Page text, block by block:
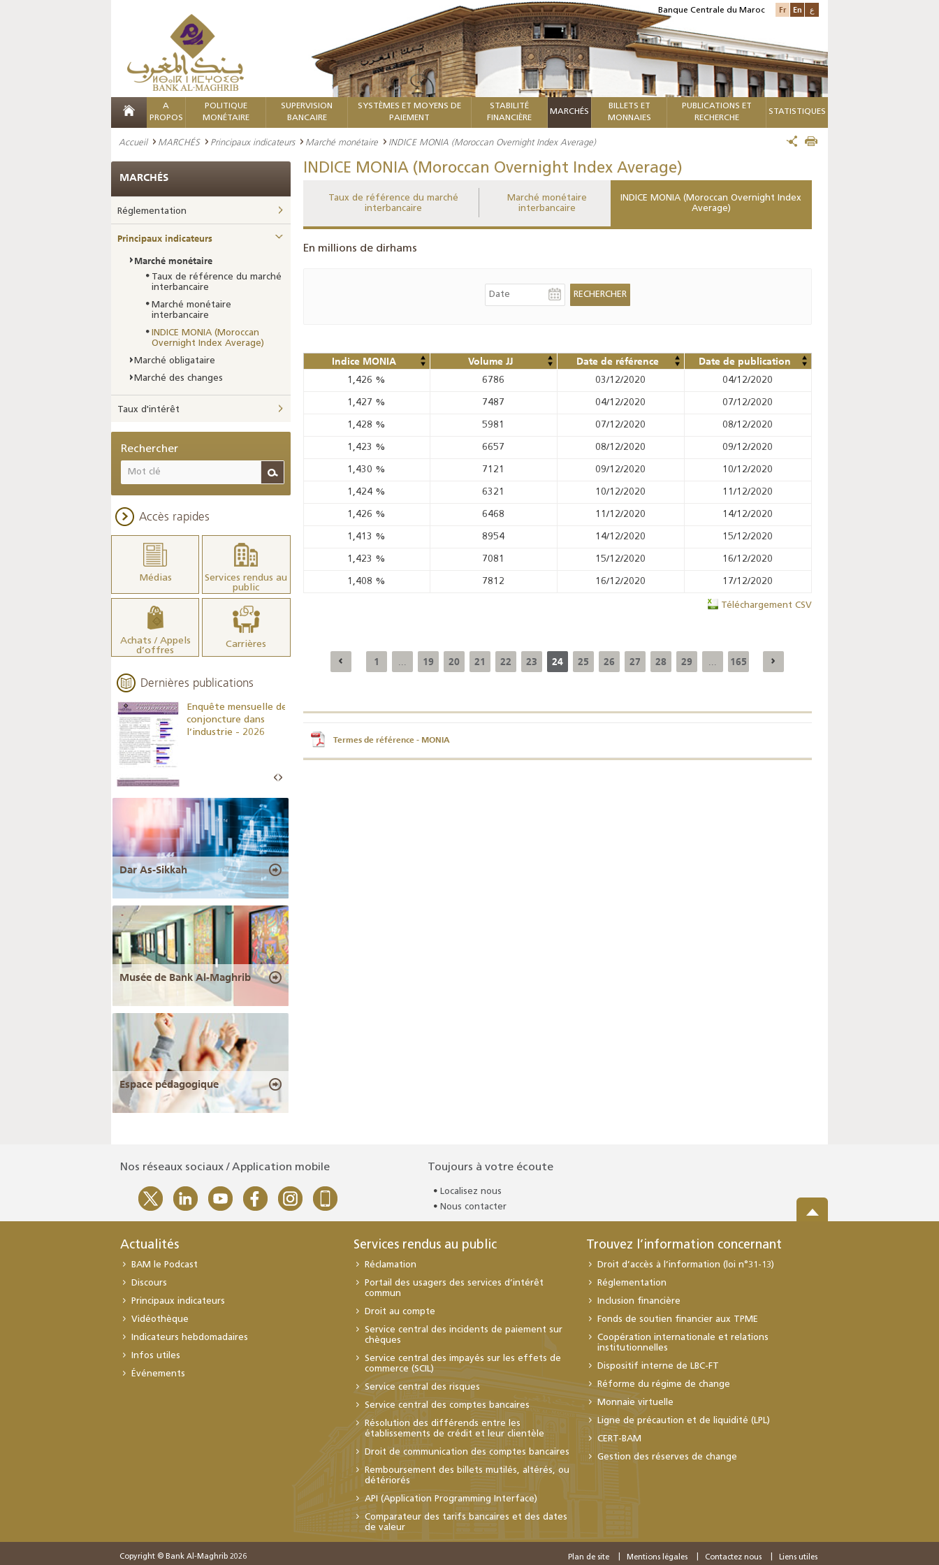
Banque Centrale du Maroc Fr En ع
A
PROPOS
POLITIQUE
MONÉTAIRE
SUPERVISION
BANCAIRE
SYSTÈMES ET MOYENS DE
PAIEMENT
STABILITÉ
FINANCIÈRE
MARCHÉS
BILLETS ET
MONNAIES
PUBLICATIONS ET
RECHERCHE
STATISTIQUES
Accueil MARCHÉS Principaux indicateurs Marché monétaire INDICE MONIA (Moroccan Overnight Index Average)
INDICE MONIA (Moroccan Overnight Index Average)
Taux de référence du marché
interbancaire
Marché monétaire
interbancaire
INDICE MONIA (Moroccan Overnight Index
Average)
En millions de dirhams
Indice MONIA Volume JJ Date de référence Date de publication
1,426 % 6786 03/12/2020 04/12/2020
1,427 % 7487 04/12/2020 07/12/2020
1,428 % 5981 07/12/2020 08/12/2020
1,423 % 6657 08/12/2020 09/12/2020
1,430 % 7121 09/12/2020 10/12/2020
1,424 % 6321 10/12/2020 11/12/2020
1,426 % 6468 11/12/2020 14/12/2020
1,413 % 8954 14/12/2020 15/12/2020
1,423 % 7081 15/12/2020 16/12/2020
1,408 % 7812 16/12/2020 17/12/2020
Téléchargement CSV
1 19 20 21 22 23 24 25 26 27 28 29 165
Termes de référence - MONIA
MARCHÉS
Réglementation
Principaux indicateurs
Marché monétaire
Taux de référence du marché
interbancaire
Marché monétaire
interbancaire
INDICE MONIA (Moroccan
Overnight Index Average)
Marché obligataire
Marché des changes
Taux d'intérêt
Rechercher
Accès rapides
Médias
Services rendus au
public
Achats / Appels
d’offres
Carrières
Dernières publications
Enquête mensuelle de
conjoncture dans
l’industrie - 2026
Dar As-Sikkah
Musée de Bank Al-Maghrib
Espace pédagogique
Nos réseaux sociaux / Application mobile Toujours à votre écoute
Localisez nous
Nous contacter
Actualités
BAM le Podcast
Discours
Principaux indicateurs
Vidéothèque
Indicateurs hebdomadaires
Infos utiles
Événements
Services rendus au public
Réclamation
Portail des usagers des services d’intérêt
commun
Droit au compte
Service central des incidents de paiement sur
chèques
Service central des impayés sur les effets de
commerce (SCIL)
Service central des risques
Service central des comptes bancaires
Résolution des différends entre les
établissements de crédit et leur clientèle
Droit de communication des comptes bancaires
Remboursement des billets mutilés, altérés, ou
détériorés
API (Application Programming Interface)
Comparateur des tarifs bancaires et des dates
de valeur
Trouvez l’information concernant
Droit d’accès à l’information (loi n°31-13)
Réglementation
Inclusion financière
Fonds de soutien financier aux TPME
Coopération internationale et relations
institutionnelles
Dispositif interne de LBC-FT
Réforme du régime de change
Monnaie virtuelle
Ligne de précaution et de liquidité (LPL)
CERT-BAM
Gestion des réserves de change
Copyright © Bank Al-Maghrib 2026 Plan de site Mentions légales Contactez nous Liens utiles